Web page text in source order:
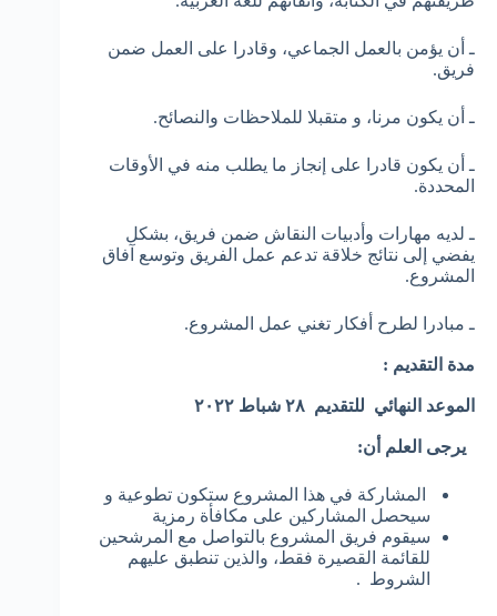
ـ أن يؤمن بالعمل الجماعي، وقادرا على العمل ضمن
فريق.
ـ أن يكون مرنا، و متقبلا للملاحظات والنصائح.
ـ أن يكون قادرا على إنجاز ما يطلب منه في الأوقات
المحددة.
ـ لديه مهارات وأدبيات النقاش ضمن فريق، بشكل
يفضي إلى نتائج خلاقة تدعم عمل الفريق وتوسع آفاق
المشروع.
ـ مبادرا لطرح أفكار تغني عمل المشروع.
مدة التقديم :
الموعد النهائي للتقديم
يرجى العلم أن:
المشاركة في هذا المشروع ستكون تطوعية و
سيحصل المشاركين على مكافأة رمزية
سيقوم فريق المشروع بالتواصل مع المرشحين
للقائمة القصيرة فقط، والذين تنطبق عليهم
الشروط .